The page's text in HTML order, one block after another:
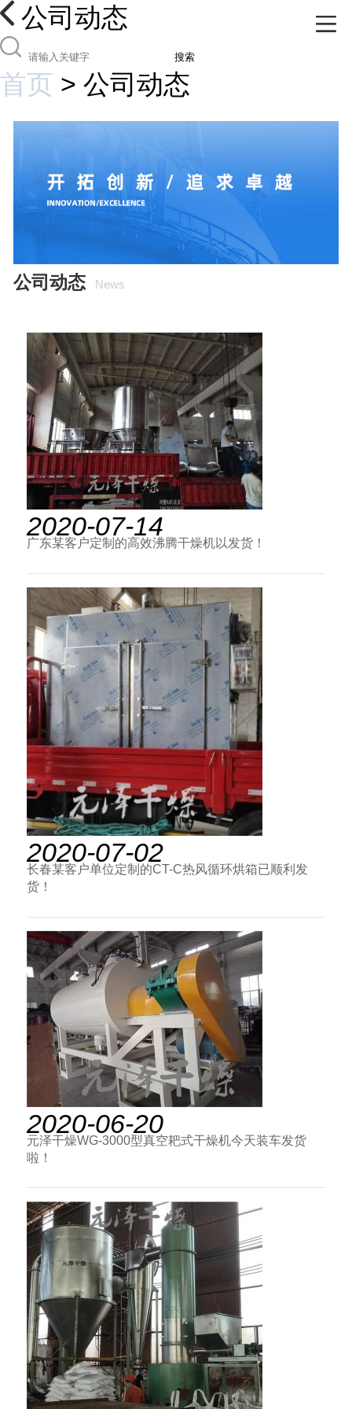
公司动态
搜索
首页 > 公司动态
公司动态 News
2020-07-14
广东某客户定制的高效沸腾干燥机以发货！
2020-07-02
长春某客户单位定制的CT-C热风循环烘箱已顺利发
货！
2020-06-20
元泽干燥WG-3000型真空耙式干燥机今天装车发货
啦！